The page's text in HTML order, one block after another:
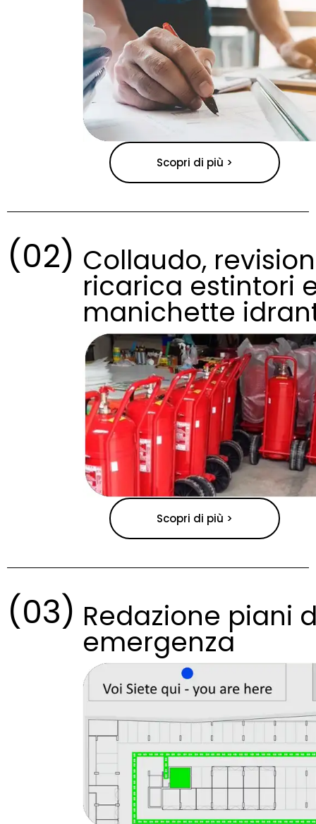
Scopri di più >
(02) Collaudo,
ricarica estintori
manichette
Scopri di più >
(03) Redazione piani
emergenza